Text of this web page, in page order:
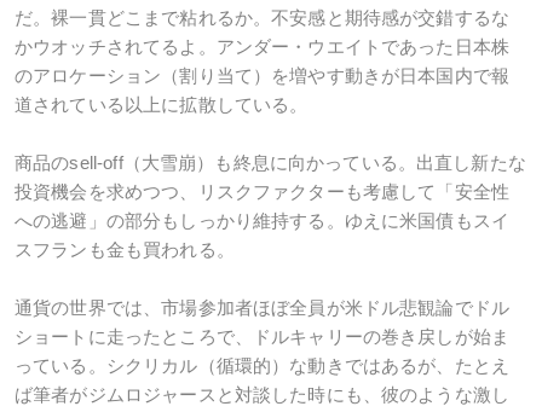
だ。裸一貫どこまで粘れるか。不安感と期待感が交錯するな
かウオッチされてるよ。アンダー・ウエイトであった日本株
のアロケーション（割り当て）を増やす動きが日本国内で報
道されている以上に拡散している。
商品のsell-off（大雪崩）も終息に向かっている。出直し新たな
投資機会を求めつつ、リスクファクターも考慮して「安全性
への逃避」の部分もしっかり維持する。ゆえに米国債もスイ
スフランも金も買われる。
通貨の世界では、市場参加者ほぼ全員が米ドル悲観論でドル
ショートに走ったところで、ドルキャリーの巻き戻しが始ま
っている。シクリカル（循環的）な動きではあるが、たとえ
ば筆者がジムロジャースと対談した時にも、彼のような激し